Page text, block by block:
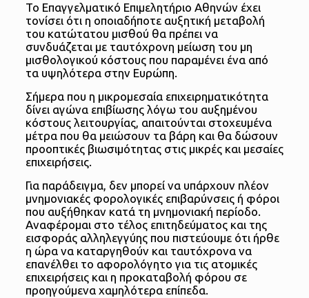
Το Επαγγελματικό Επιμελητήριο Αθηνών έχει
τονίσει ότι η οποιαδήποτε αυξητική μεταβολή
του κατώτατου μισθού θα πρέπει να
συνδυάζεται με ταυτόχρονη μείωση του μη
μισθολογικού κόστους που παραμένει ένα από
τα υψηλότερα στην Ευρώπη.
Σήμερα που η μικρομεσαία επιχειρηματικότητα
δίνει αγώνα επιβίωσης λόγω του αυξημένου
κόστους λειτουργίας, απαιτούνται στοχευμένα
μέτρα που θα μειώσουν τα βάρη και θα δώσουν
προοπτικές βιωσιμότητας στις μικρές και μεσαίες
επιχειρήσεις.
Για παράδειγμα, δεν μπορεί να υπάρχουν πλέον
μνημονιακές φορολογικές επιβαρύνσεις ή φόροι
που αυξήθηκαν κατά τη μνημονιακή περίοδο.
Αναφέρομαι στο τέλος επιτηδεύματος και της
εισφοράς αλληλεγγύης που πιστεύουμε ότι ήρθε
η ώρα να καταργηθούν και ταυτόχρονα να
επανέλθει το αφορολόγητο για τις ατομικές
επιχειρήσεις και η προκαταβολή φόρου σε
προηγούμενα χαμηλότερα επίπεδα.